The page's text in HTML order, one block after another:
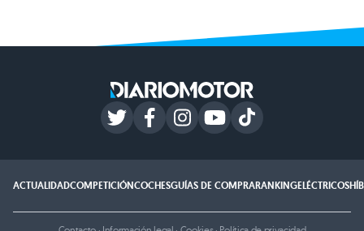
ACTUALIDADCOMPETICIÓNCOCHESGUÍAS DE COMPRARANKINGELÉCTRICOS